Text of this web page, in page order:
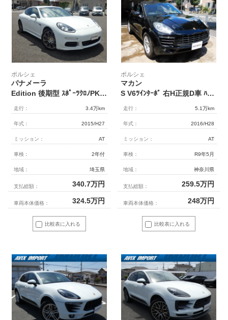
比較表に入れる
ポルシェ
パナメーラ
Edition 後期型 ｽﾎﾟｰﾂｸﾛﾉPKG ﾍﾞｰｼﾞｭ革 LEDﾍｯﾄﾞﾗｲﾄ(PDLS+) ｽﾎﾟｰﾂｽﾃｱﾘﾝｸﾞ ｸﾚｽﾄｴﾝﾎﾞｽ加工ﾍｯﾄﾞﾚｽﾄ 全席ｼｰﾄﾋｰﾀｰ 純正SDﾅﾋﾞ地ﾃﾞｼﾞ360ｶﾒﾗ BOSEｻｳﾝﾄﾞ ｿﾌﾄｸﾛｰｽﾞD PASMｴｱｻｽ 純正20AW 禁煙 正規D車
走行： 3.4万km
年式： 2015/H27
ミッション： AT
車検： 2年付
地域： 埼玉県
支払総額： 340.7万円
車両本体価格： 324.5万円
比較表に入れる
ポルシェ
マカン
S V6ﾂｲﾝﾀｰﾎﾞ 右H正規D車 ﾊﾟﾉﾗﾐｯｸR 黒/ﾍﾞｰｼﾞｭﾂｰﾄﾝｲﾝﾃﾘｱ 3ｿﾞｰﾝAC PCMﾅﾋﾞ Bｶﾒﾗ&PAS ｸﾙｺﾝ&LDW ﾊﾞｲｷｾﾉﾝHL(PDLS付) 電動Rｹﾞｰﾄ ｽﾎﾟｰﾂﾃｰﾙﾊﾟｲﾌﾟ 純正18ｲﾝﾁAW 禁煙
走行： 5.1万km
年式： 2016/H28
ミッション： AT
車検： R9年5月
地域： 神奈川県
支払総額： 259.5万円
車両本体価格： 248万円